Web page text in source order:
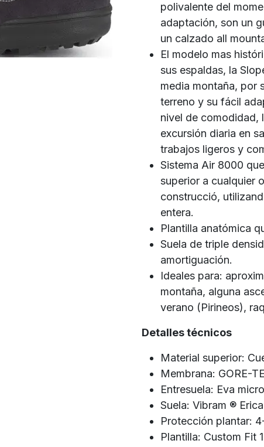
polivalente del
adaptación, son un
un calzado all
El modelo mas
sus espaldas, la
media montaña, por
terreno y su fácil
nivel de comodidad,
excursión diaria en
trabajos ligeros y
Sistema Air 8000
superior a cualquier
construcció,
entera.
Plantilla anatómica
Suela de triple
amortiguación.
Ideales para:
montaña, alguna
verano (Pirineos),
Detalles técnicos
Material superior:
Membrana: GORE-
Entresuela: Eva
Suela: Vibram ®
Protección plantar:
Plantilla: Custom Fit